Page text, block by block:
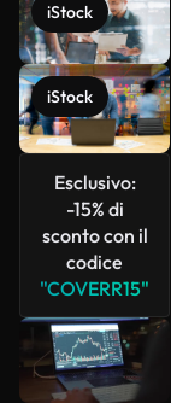
iStock
iStock
Esclusivo:
-15% di
sconto con il
codice
"COVERR15"